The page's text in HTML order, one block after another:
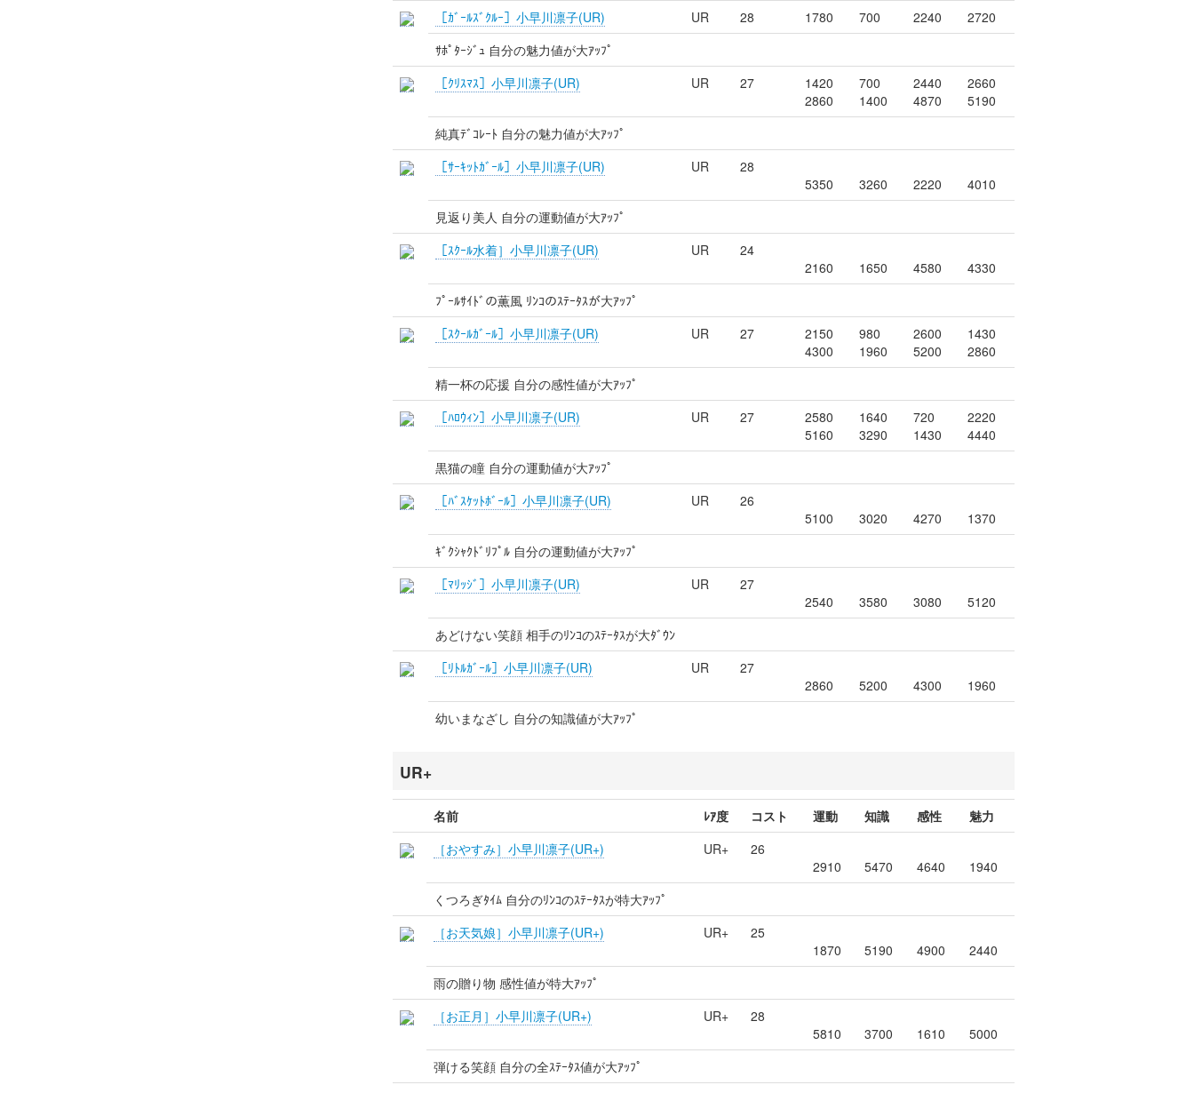
［ｶﾞｰﾙｽﾞｸﾙｰ］小早川凛子(UR)
UR 28 1780 700 2240
2720
ｻﾎﾟﾀｰｼﾞｭ 自分の魅力値が大ｱｯﾌﾟ
［ｸﾘｽﾏｽ］小早川凛子(UR)
UR 27
1420
2860
700
1400
2440
4870
2660
5190
純真ﾃﾞｺﾚｰﾄ 自分の魅力値が大ｱｯﾌﾟ
［ｻｰｷｯﾄｶﾞｰﾙ］小早川凛子(UR)
UR
28
5350
3260 2220
4010
見返り美人 自分の運動値が大ｱｯﾌﾟ
［ｽｸｰﾙ水着］小早川凛子(UR)
UR
24
2160
1650 4580
4330
ﾌﾟｰﾙｻｲﾄﾞの薫風 ﾘﾝｺのｽﾃｰﾀｽが大ｱｯﾌﾟ
［ｽｸｰﾙｶﾞｰﾙ］小早川凛子(UR)
UR 27
2150
4300
980
1960
2600
5200
1430
2860
精一杯の応援 自分の感性値が大ｱｯﾌﾟ
［ﾊﾛｳｨﾝ］小早川凛子(UR)
UR 27
2580
5160
1640
3290
720
1430
2220
4440
黒猫の瞳 自分の運動値が大ｱｯﾌﾟ
［ﾊﾞｽｹｯﾄﾎﾞｰﾙ］小早川凛子(UR)
UR
26
5100
3020 4270
1370
ｷﾞｸｼｬｸﾄﾞﾘﾌﾟﾙ 自分の運動値が大ｱｯﾌﾟ
［ﾏﾘｯｼﾞ］小早川凛子(UR)
UR
27
2540
3580 3080
5120
あどけない笑顔 相手のﾘﾝｺのｽﾃｰﾀｽが大ﾀﾞｳﾝ
［ﾘﾄﾙｶﾞｰﾙ］小早川凛子(UR)
UR
27
2860
5200 4300
1960
幼いまなざし 自分の知識値が大ｱｯﾌﾟ
UR+
名前 ﾚｱ度 コスト 運動 知識 感性
魅力
［おやすみ］小早川凛子(UR+)
UR+
26
2910
5470 4640
1940
くつろぎﾀｲﾑ 自分のﾘﾝｺのｽﾃｰﾀｽが特大ｱｯﾌﾟ
［お天気娘］小早川凛子(UR+)
UR+
25
1870
5190 4900
2440
雨の贈り物 感性値が特大ｱｯﾌﾟ
［お正月］小早川凛子(UR+)
UR+
28
5810
3700 1610
5000
弾ける笑顔 自分の全ｽﾃｰﾀｽ値が大ｱｯﾌﾟ